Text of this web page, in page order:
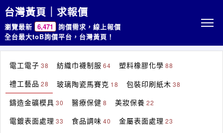
台灣黃頁｜求報價
瀏覽最新 6,471
詢價需求，線上報價
全台最大toB詢價平台，台灣黃頁！
電工電子 38 紡織巾襪制服 64 塑料橡膠化學 88
禮工藝品 28 玻璃陶瓷馬賽克 18 包裝印刷紙木 38
鑄造金礦模具 30 醫療保健 8 美妝保養 22
電鍍表面處理 33 食品調味 40 金屬表面處理 23